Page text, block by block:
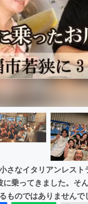
さなイタリアンレス
乗ってきました。そ
ものではありません